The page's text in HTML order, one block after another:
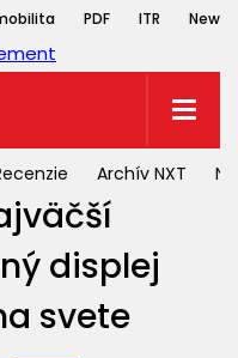
PDF ITR
Archív NXT
displej
svete